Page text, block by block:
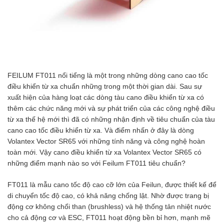
FEILUM FT011 nổi tiểng là một trong những dòng cano cao tốc
điều khiển từ xa chuẩn những trong một thời gian dài. Sau sự
xuất hiện của hàng loạt các dòng tàu cano điều khiển từ xa có
thêm các chức năng mới và sự phát triển của các công nghệ điều
từ xa thế hệ mới thì đã có những nhận định về tiêu chuẩn của tàu
cano cao tốc điều khiển từ xa. Và điểm nhấn ở đây là dòng
Volantex Vector SR65 với những tính năng và công nghệ hoàn
toàn mới. Vậy cano điều khiển từ xa Volantex Vector SR65 có
những điểm mạnh nào so với Feilum FT011 tiêu chuẩn?
FT011 là mẫu cano tốc độ cao cỡ lớn của Feilun, được thiết kế để
di chuyển tốc độ cao, có khả năng chống lật. Nhờ được trang bị
động cơ không chổi than (brushless) và hệ thống tản nhiệt nước
cho cả động cơ và ESC, FT011 hoạt động bền bỉ hơn, mạnh mẽ